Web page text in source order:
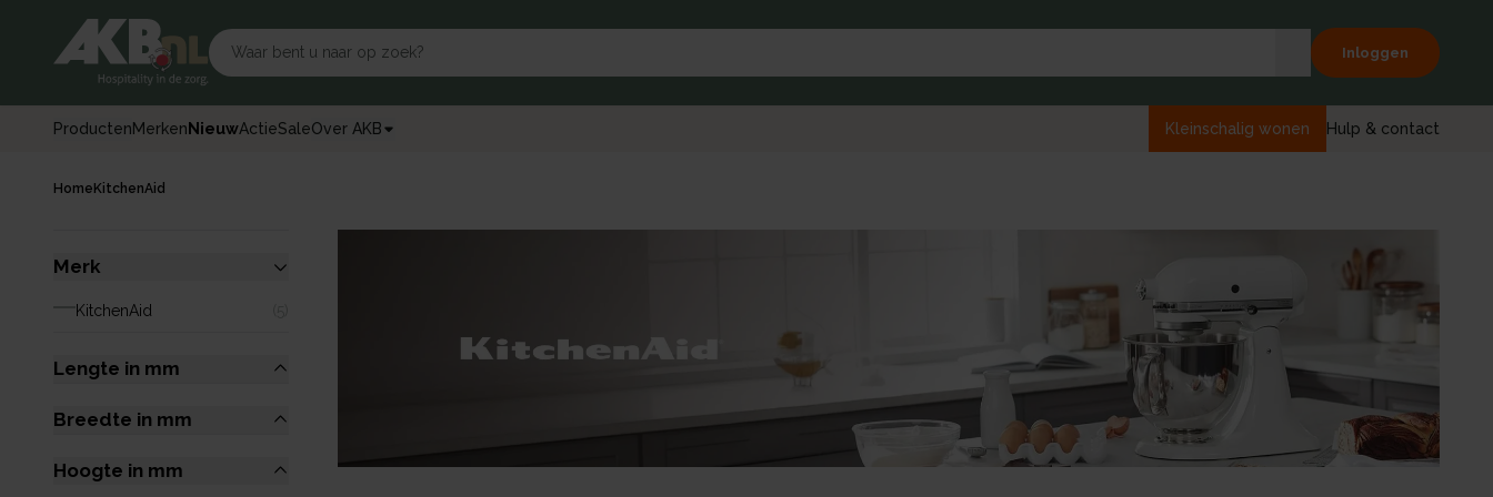
Inloggen
ProductenMerkenNieuwActieSaleOver AKB Kleinschalig wonen Hulp & contact
Home KitchenAid
Merk
KitchenAid
Lengte in mm
Breedte in mm
Hoogte in mm